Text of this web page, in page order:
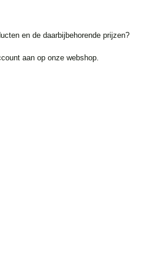
en de daarbijbehorende prijzen?
aan op onze webshop.